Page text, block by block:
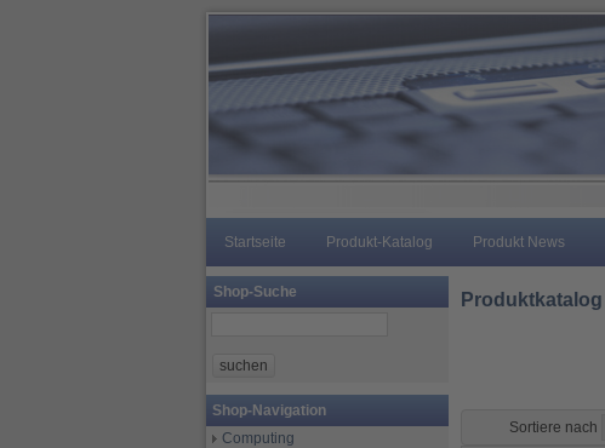
Startseite Produkt-Katalog Produkt News
Shop-Suche
Shop-Navigation
Computing
Produktkatalog
Sortiere nach